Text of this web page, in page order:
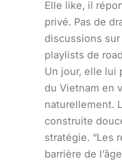
Elle like, il
privé. Pas de
discussions
playlists de
Un jour, elle lui
du Vietnam en
naturellement.
construite
stratégie. “Les
barrière de